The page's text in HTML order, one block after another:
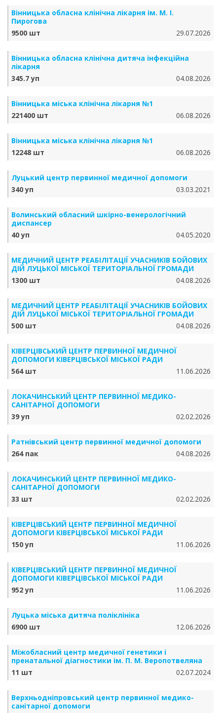
Вінницька обласна клінічна лікарня ім. М. І.
Пирогова
9500 шт
29.07.2026
Вінницька обласна клінічна дитяча інфекційна
лікарня
345.7 уп
04.08.2026
Вінницька міська клінічна лікарня №1
221400 шт
06.08.2026
Вінницька міська клінічна лікарня №1
12248 шт
06.08.2026
Луцький центр первинної медичної допомоги
340 уп
03.03.2021
Волинський обласний шкірно-венерологічний
диспансер
40 уп
04.05.2020
МЕДИЧНИЙ ЦЕНТР РЕАБІЛІТАЦІЇ УЧАСНИКІВ БОЙОВИХ
ДІЙ ЛУЦЬКОЇ МІСЬКОЇ ТЕРИТОРІАЛЬНОЇ ГРОМАДИ
1300 шт
04.08.2026
МЕДИЧНИЙ ЦЕНТР РЕАБІЛІТАЦІЇ УЧАСНИКІВ БОЙОВИХ
ДІЙ ЛУЦЬКОЇ МІСЬКОЇ ТЕРИТОРІАЛЬНОЇ ГРОМАДИ
500 шт
04.08.2026
КІВЕРЦІВСЬКИЙ ЦЕНТР ПЕРВИННОЇ МЕДИЧНОЇ
ДОПОМОГИ КІВЕРЦІВСЬКОЇ МІСЬКОЇ РАДИ
564 шт
11.06.2026
ЛОКАЧИНСЬКИЙ ЦЕНТР ПЕРВИННОЇ МЕДИКО-
САНІТАРНОЇ ДОПОМОГИ
39 уп
02.02.2026
Ратнівський центр первинної медичної допомоги
264 пак
04.08.2026
ЛОКАЧИНСЬКИЙ ЦЕНТР ПЕРВИННОЇ МЕДИКО-
САНІТАРНОЇ ДОПОМОГИ
33 шт
02.02.2026
КІВЕРЦІВСЬКИЙ ЦЕНТР ПЕРВИННОЇ МЕДИЧНОЇ
ДОПОМОГИ КІВЕРЦІВСЬКОЇ МІСЬКОЇ РАДИ
150 уп
11.06.2026
КІВЕРЦІВСЬКИЙ ЦЕНТР ПЕРВИННОЇ МЕДИЧНОЇ
ДОПОМОГИ КІВЕРЦІВСЬКОЇ МІСЬКОЇ РАДИ
952 уп
11.06.2026
Луцька міська дитяча поліклініка
6900 шт
12.06.2026
Міжобласний центр медичної генетики і
пренатальної діагностики ім. П. М. Веропотвеляна
11 шт
02.07.2024
Верхньодніпровський центр первинної медико-
санітарної допомоги